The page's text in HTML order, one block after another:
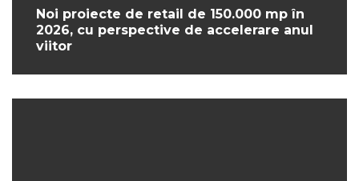
Noi proiecte de retail de 150.000 mp în
2026, cu perspective de accelerare anul
viitor